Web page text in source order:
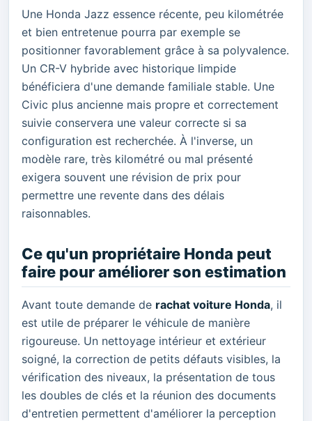
Une Honda Jazz essence récente, peu kilométrée
et bien entretenue pourra par exemple se
positionner favorablement grâce à sa polyvalence.
Un CR-V hybride avec historique limpide
bénéficiera d'une demande familiale stable. Une
Civic plus ancienne mais propre et correctement
suivie conservera une valeur correcte si sa
configuration est recherchée. À l'inverse, un
modèle rare, très kilométré ou mal présenté
exigera souvent une révision de prix pour
permettre une revente dans des délais
raisonnables.
Ce qu'un propriétaire Honda peut
faire pour améliorer son estimation
Avant toute demande de rachat voiture Honda, il
est utile de préparer le véhicule de manière
rigoureuse. Un nettoyage intérieur et extérieur
soigné, la correction de petits défauts visibles, la
vérification des niveaux, la présentation de tous
les doubles de clés et la réunion des documents
d'entretien permettent d'améliorer la perception